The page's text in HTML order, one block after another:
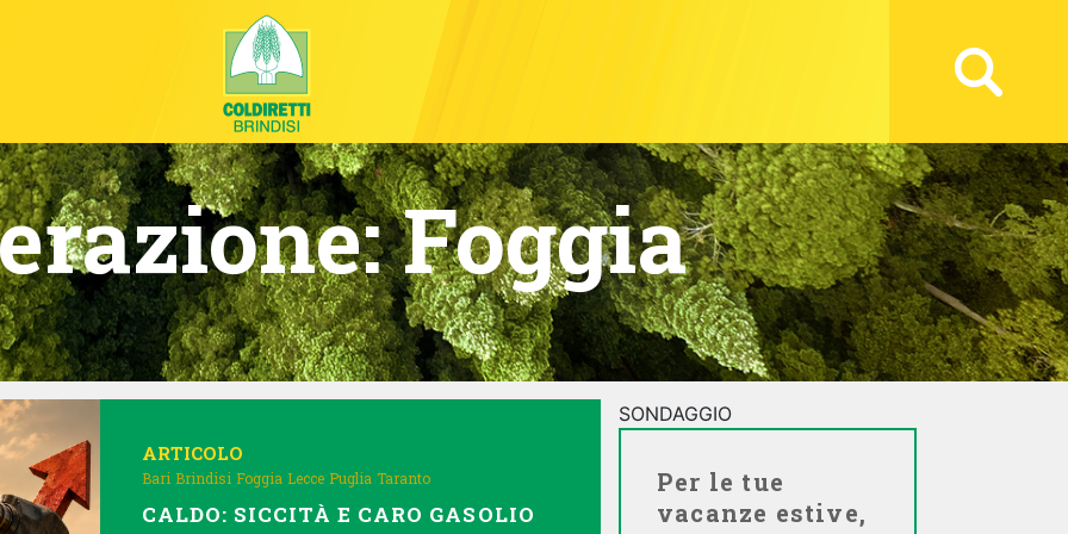
Foggia
ARTICOLO
Bari Brindisi Foggia Lecce Puglia Taranto
CALDO: SICCITÀ E CARO GASOLIO
SONDAGGIO
Per le tue
vacanze estive,